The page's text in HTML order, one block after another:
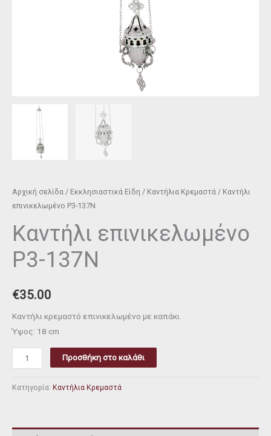
Αρχική σελίδα / Εκκλησιαστικά Είδη / Καντήλια Κρεμαστά / Καντήλι
επινικελωμένο P3-137N
Καντήλι επινικελωμένο
P3-137N
€35.00
Καντήλι κρεμαστό επινικελωμένο με καπάκι.
Ύψος: 18 cm
Προσθήκη στο καλάθι
Κατηγορία: Καντήλια Κρεμαστά